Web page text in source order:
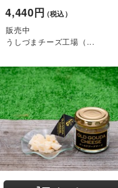
4,440円（税込）
販売中
うしづまチーズ工場（...